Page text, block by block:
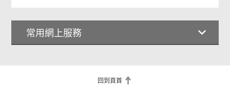
常用網上服務
回到頁首